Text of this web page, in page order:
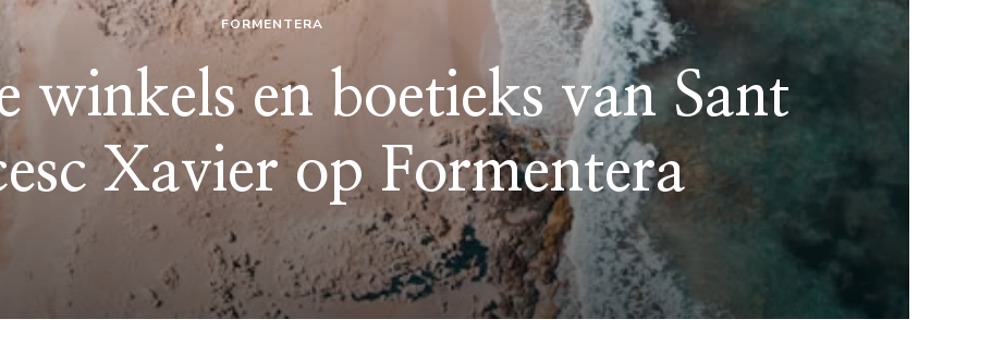
FORMENTERA
winkels en boetieks van Sant
Xavier op Formentera